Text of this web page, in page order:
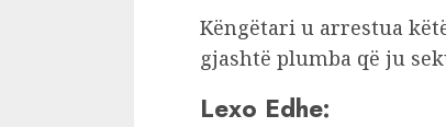
Këngëtari u arrestua
gjashtë plumba që ju
Lexo Edhe: